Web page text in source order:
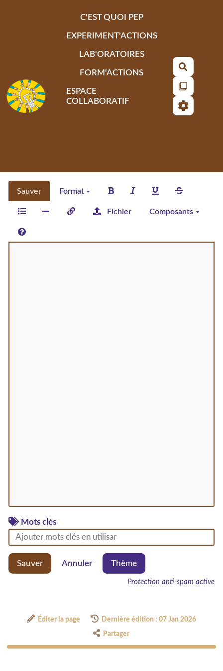
C'EST QUOI PEP
EXPERIMENT'ACTIONS
LAB'ORATOIRES
FORM'ACTIONS
ESPACE
COLLABORATIF
Sauver Format
Fichier Composants
Mots clés
Sauver Annuler Thème
Protection anti-spam active
Éditer la page Dernière édition : 07 Jan 2026
Partager